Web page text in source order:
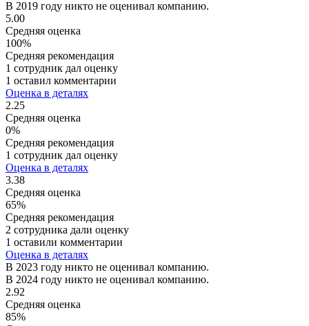
В 2019 году никто не оценивал компанию.
5.00
Средняя оценка
100%
Средняя рекомендация
1 сотрудник дал оценку
1 оставил комментарии
Оценка в деталях
2.25
Средняя оценка
0%
Средняя рекомендация
1 сотрудник дал оценку
Оценка в деталях
3.38
Средняя оценка
65%
Средняя рекомендация
2 сотрудника дали оценку
1 оставили комментарии
Оценка в деталях
В 2023 году никто не оценивал компанию.
В 2024 году никто не оценивал компанию.
2.92
Средняя оценка
85%